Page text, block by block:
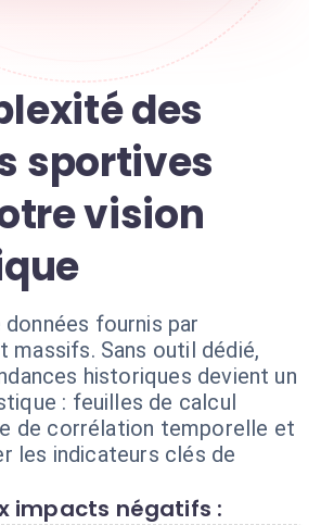
des
sportives
vision
fournis par
massifs. Sans outil dédié,
historiques devient un
: feuilles de calcul
de corrélation temporelle et
les indicateurs clés de
impacts négatifs :